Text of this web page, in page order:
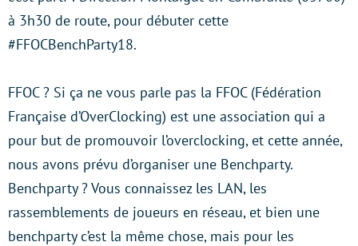
à 3h30 de route, pour débuter cette
#FFOCBenchParty18.
FFOC ? Si ça ne vous parle pas la FFOC (Fédération
Française d’OverClocking) est une association qui a
pour but de promouvoir l’overclocking, et cette année,
nous avons prévu d’organiser une Benchparty.
Benchparty ? Vous connaissez les LAN, les
rassemblements de joueurs en réseau, et bien une
benchparty c’est la même chose, mais pour les